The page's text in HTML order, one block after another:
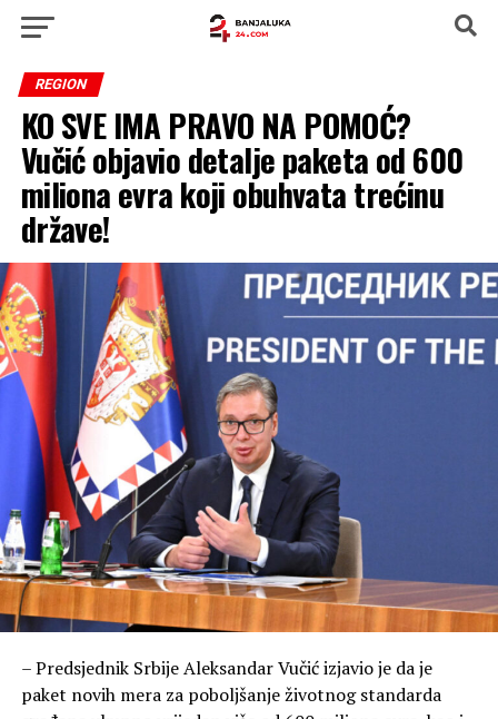
REGION
KO SVE IMA PRAVO NA POMOĆ?
Vučić objavio detalje paketa od 600
miliona evra koji obuhvata trećinu
države!
– Predsjednik Srbije Aleksandar Vučić izjavio je da je
paket novih mera za poboljšanje životnog standarda